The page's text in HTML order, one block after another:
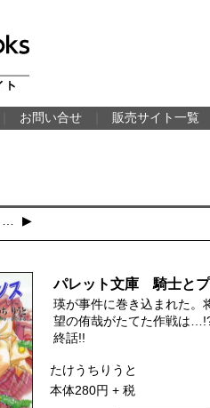
お問い合せ 販売サイト一覧
…▶
パレット文庫 騎士と
瑛が事件に巻き込まれた。
望の侑哉がたてた作戦は
終話!!
たけうちりうと
本体280円 + 税